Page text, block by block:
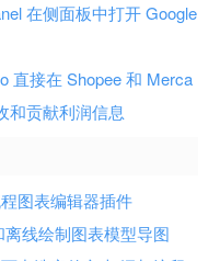
在侧面板中打开 Google
直接在 Shopee 和 Merca
和贡献利润信息
图表编辑器插件
线绘制图表模型导图